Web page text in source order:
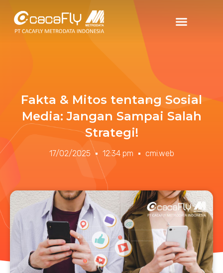
Fakta & Mitos tentang Sosial
Media: Jangan Sampai Salah
Strategi!
17/02/2025 12:34 pm cmi.web